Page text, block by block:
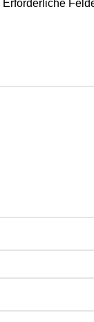
Erforderliche